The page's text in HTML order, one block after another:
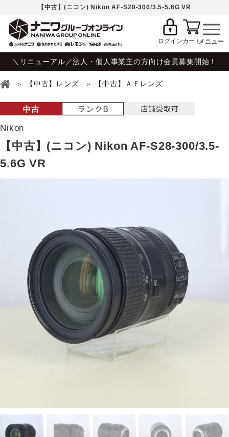
【中古】(ニコン) Nikon AF-S28-300/3.5-5.6G VR
ログインカート
＼リニューアル／法人・個人事業主の方向け会員募集開始！
【中古】レンズ 【中古】ＡＦレンズ
Nikon
【中古】(ニコン) Nikon AF-S28-300/3.5-
5.6G VR